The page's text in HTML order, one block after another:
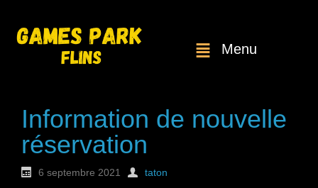
Menu
Information de nouvelle
réservation
6 septembre 2021
taton